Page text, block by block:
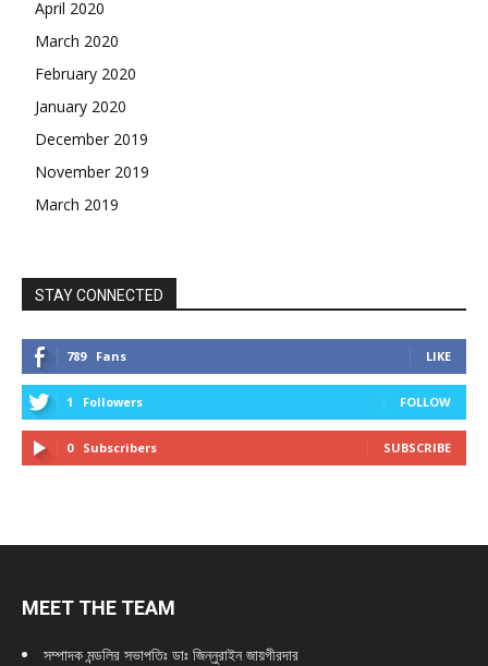
April 2020
March 2020
February 2020
January 2020
December 2019
November 2019
March 2019
STAY CONNECTED
789 Fans LIKE
1 Followers FOLLOW
0 Subscribers SUBSCRIBE
MEET THE TEAM
সম্পাদক মন্ডলির সভাপতিঃ ডাঃ জিন্নুরাইন জায়গীরদার